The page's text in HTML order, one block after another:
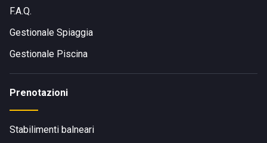
F.A.Q.
Gestionale Spiaggia
Gestionale Piscina
Prenotazioni
Stabilimenti balneari